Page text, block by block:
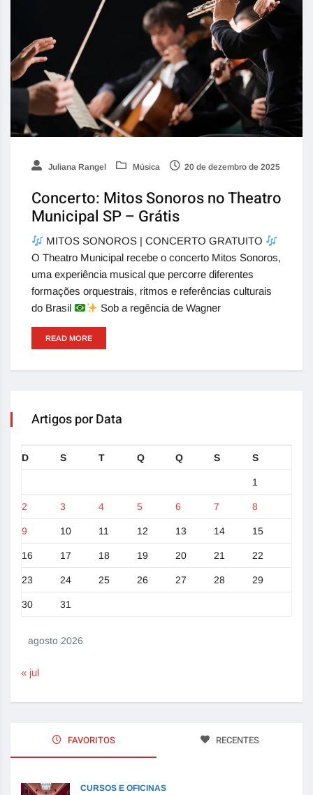
Juliana Rangel Música 20 de dezembro de 2025
Concerto: Mitos Sonoros no Theatro
Municipal SP – Grátis
MITOS SONOROS | CONCERTO GRATUITO
O Theatro Municipal recebe o concerto Mitos Sonoros,
uma experiência musical que percorre diferentes
formações orquestrais, ritmos e referências culturais
do Brasil
Sob a regência de Wagner
READ MORE
Artigos por Data
agosto 2026
D S T Q Q S S
1
2 3 4 5 6 7 8
9 10 11 12 13 14 15
16 17 18 19 20 21 22
23 24 25 26 27 28 29
30 31
« jul
FAVORITOS RECENTES
CURSOS E OFICINAS